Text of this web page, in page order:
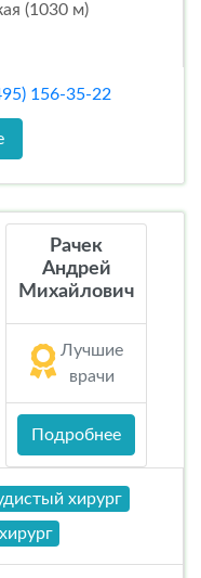
(1030 м)
156-35-22
Рачек
Андрей
Михайлович
Лучшие
врачи
Подробнее
хирург